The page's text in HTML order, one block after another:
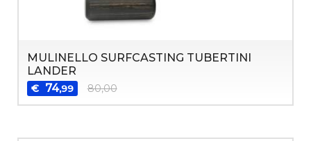
MULINELLO SURFCASTING TUBERTINI
LANDER
€ 74,99 80,00